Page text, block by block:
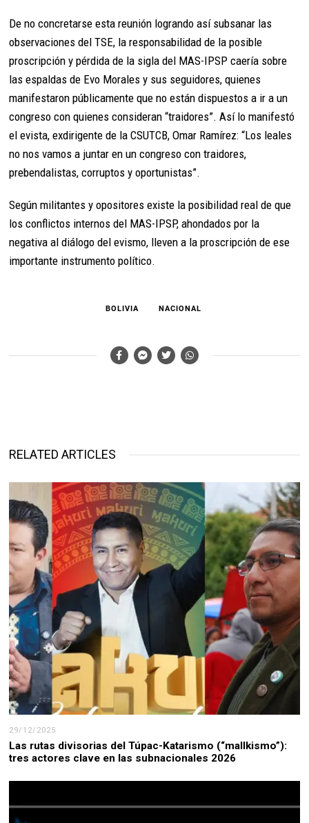
De no concretarse esta reunión logrando así subsanar las
observaciones del TSE, la responsabilidad de la posible
proscripción y pérdida de la sigla del MAS-IPSP caería sobre
las espaldas de Evo Morales y sus seguidores, quienes
manifestaron públicamente que no están dispuestos a ir a un
congreso con quienes consideran “traidores”. Así lo manifestó
el evista, exdirigente de la CSUTCB, Omar Ramírez: “Los leales
no nos vamos a juntar en un congreso con traidores,
prebendalistas, corruptos y oportunistas”.
Según militantes y opositores existe la posibilidad real de que
los conflictos internos del MAS-IPSP, ahondados por la
negativa al diálogo del evismo, lleven a la proscripción de ese
importante instrumento político.
BOLIVIA NACIONAL
RELATED ARTICLES
29/12/2025
Las rutas divisorias del Túpac-Katarismo (“mallkismo”):
tres actores clave en las subnacionales 2026